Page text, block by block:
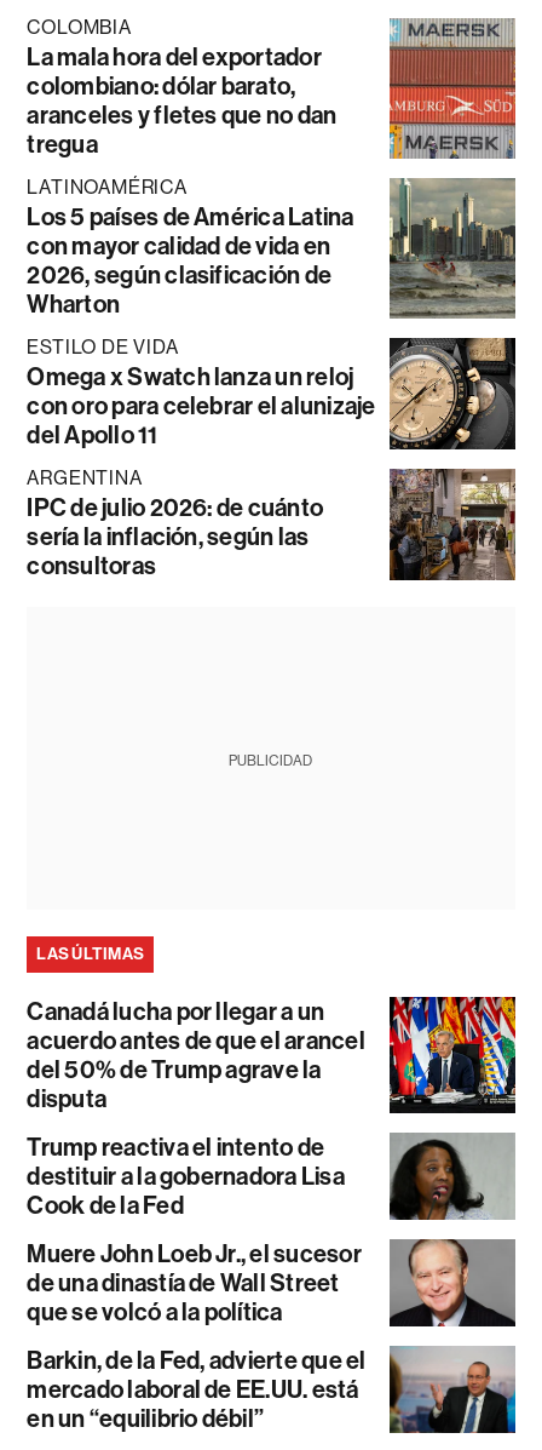
COLOMBIA
La mala hora del exportador
colombiano: dólar barato,
aranceles y fletes que no dan
tregua
LATINOAMÉRICA
Los 5 países de América Latina
con mayor calidad de vida en
2026, según clasificación de
Wharton
ESTILO DE VIDA
Omega x Swatch lanza un reloj
con oro para celebrar el alunizaje
del Apollo 11
ARGENTINA
IPC de julio 2026: de cuánto
sería la inflación, según las
consultoras
PUBLICIDAD
LAS ÚLTIMAS
Canadá lucha por llegar a un
acuerdo antes de que el arancel
del 50% de Trump agrave la
disputa
Trump reactiva el intento de
destituir a la gobernadora Lisa
Cook de la Fed
Muere John Loeb Jr., el sucesor
de una dinastía de Wall Street
que se volcó a la política
Barkin, de la Fed, advierte que el
mercado laboral de EE.UU. está
en un “equilibrio débil”